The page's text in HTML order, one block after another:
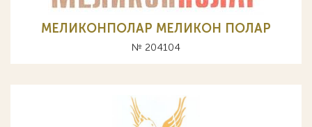
МЕЛИКОНПОЛАР МЕЛИКОН ПОЛАР
№ 204104